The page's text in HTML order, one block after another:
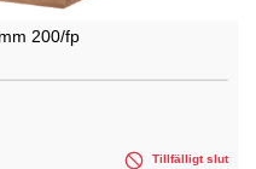
200/fp
Tillfälligt slut